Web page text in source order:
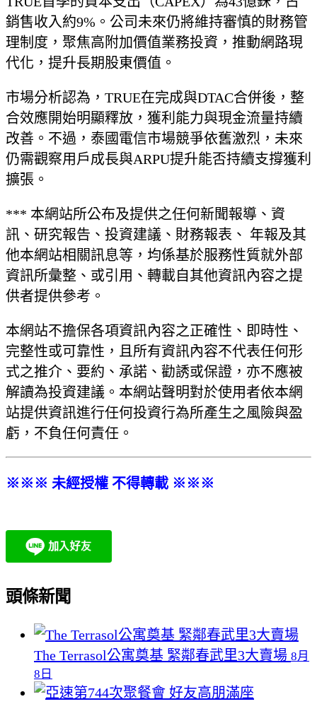
銷售收入約9%。公司未來仍將維持審慎的財務管
理制度，聚焦高附加價值業務投資，推動網路現
代化，提升長期股東價值。
市場分析認為，TRUE在完成與DTAC合併後，整
合效應開始明顯釋放，獲利能力與現金流量持續
改善。不過，泰國電信市場競爭依舊激烈，未來
仍需觀察用戶成長與ARPU提升能否持續支撐獲利
擴張。
*** 本網站所公布及提供之任何新聞報導、資
訊、研究報告、投資建議、財務報表、 年報及其
他本網站相關訊息等，均係基於服務性質就外部
資訊所彙整、或引用、轉載自其他資訊內容之提
供者提供參考。
本網站不擔保各項資訊內容之正確性、即時性、
完整性或可靠性，且所有資訊內容不代表任何形
式之推介、要約、承諾、勸誘或保證，亦不應被
解讀為投資建議。本網站聲明對於使用者依本網
站提供資訊進行任何投資行為所產生之風險與盈
虧，不負任何責任。
※※※ 未經授權 不得轉載 ※※※
頭條新聞
The Terrasol公寓奠基 緊鄰春武里3大賣場 8月
8日